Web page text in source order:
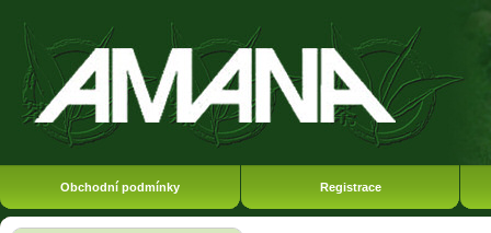
Obchodní podmínky Registrace